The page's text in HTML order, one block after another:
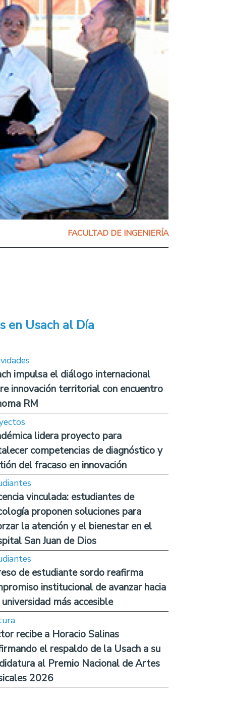
FACULTAD DE INGENIERÍA
en Usach al Día
impulsa el diálogo internacional
innovación territorial con encuentro
RM
lidera proyecto para
competencias de diagnóstico y
del fracaso en innovación
vinculada: estudiantes de
proponen soluciones para
la atención y el bienestar en el
San Juan de Dios
de estudiante sordo reafirma
institucional de avanzar hacia
universidad más accesible
recibe a Horacio Salinas
el respaldo de la Usach a su
al Premio Nacional de Artes
2026